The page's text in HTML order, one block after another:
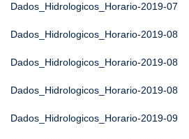
Dados_Hidrologicos_Horario-2019-07
Dados_Hidrologicos_Horario-2019-08
Dados_Hidrologicos_Horario-2019-08
Dados_Hidrologicos_Horario-2019-08
Dados_Hidrologicos_Horario-2019-09